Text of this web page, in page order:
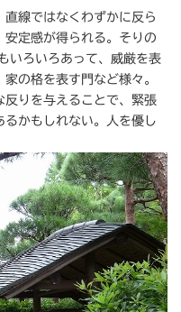
線ではなくわずかに反ら
安定感が得られる。そりの
いろいろあって、威厳を表
の格を表す門など様々。
反りを与えることで、緊張
かもしれない。人を優し